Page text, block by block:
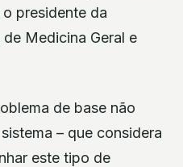
presidente da
Medicina Geral e
de base não
– que considera
este tipo de